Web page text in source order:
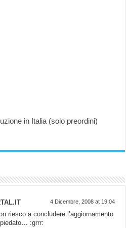
in Italia (solo preordini)
4 Dicembre, 2008 at 19:04
riesco a concludere l’aggiornamento
:grrr: